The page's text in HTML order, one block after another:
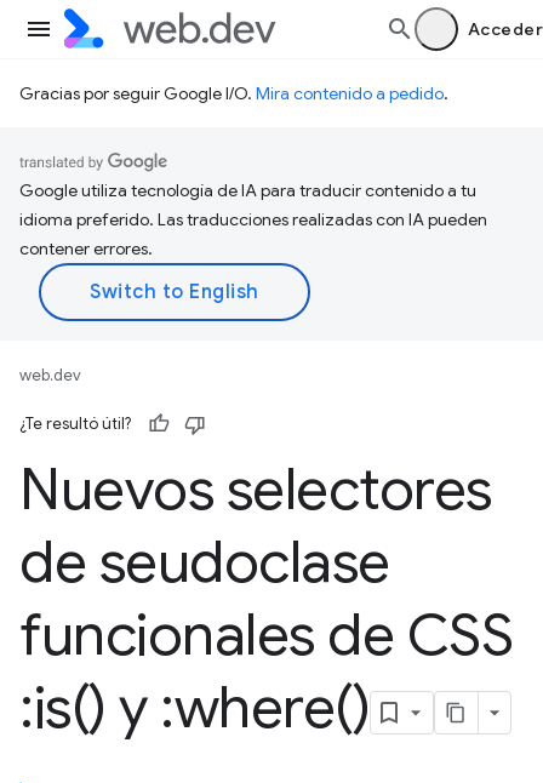
Acceder
Gracias por seguir Google I/O. Mira contenido a pedido.
Google utiliza tecnología de IA para traducir contenido a tu
idioma preferido. Las traducciones realizadas con IA pueden
contener errores.
web.dev
¿Te resultó útil?
Nuevos selectores
de seudoclase
funcionales de CSS
:is() y :where()